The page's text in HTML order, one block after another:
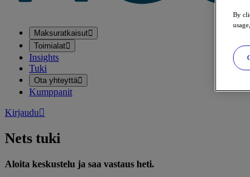
Maksuratkaisut
Toimialat
Insights
Tuki
Ota yhteyttä
Kumppanit
Kirjaudu
Nets tuki
Aloita keskustelu ja saa vastaus heti.
By